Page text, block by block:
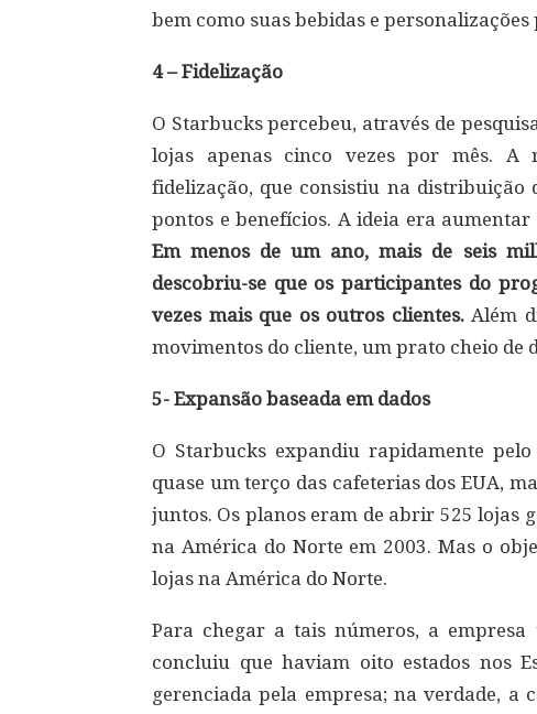
bem como suas bebidas e personalizações
4 – Fidelização
O Starbucks percebeu, através de
lojas apenas cinco vezes por mês. A
fidelização, que consistiu na distribuição
pontos e benefícios. A ideia era
Em menos de um ano, mais de seis
descobriu-se que os participantes do
vezes mais que os outros clientes.Além
movimentos do cliente, um prato cheio de
5- Expansão baseada em dados
O Starbucks expandiu rapidamente
quase um terço das cafeterias dos EUA,
juntos. Os planos eram de abrir 525 lojas
na América do Norte em 2003. Mas o
lojas na América do Norte.
Para chegar a tais números, a
concluiu que haviam oito estados nos
gerenciada pela empresa; na verdade, a